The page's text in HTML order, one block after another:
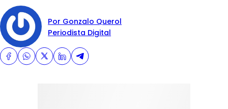
Por Gonzalo Querol
Periodista Digital